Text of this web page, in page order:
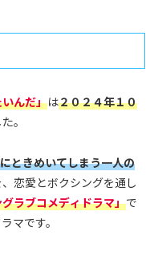
んだ」は２０２４年１０
。
ときめいてしまう一人の
、恋愛とボクシングを通し
ラブコメディドラマ」で
マです。